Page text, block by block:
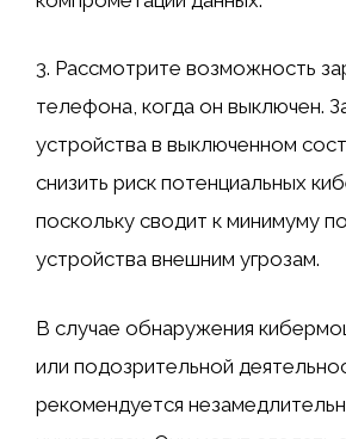
3. Рассмотрите возможность
телефона, когда он выключен.
устройства в выключенном
снизить риск потенциальных
поскольку сводит к минимуму
устройства внешним угрозам.
В случае обнаружения
или подозрительной
рекомендуется